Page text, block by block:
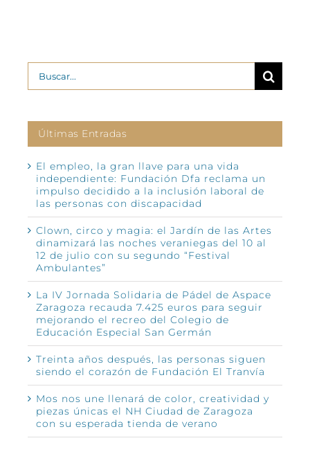
Buscar:
Últimas Entradas
El empleo, la gran llave para una vida
independiente: Fundación Dfa reclama un
impulso decidido a la inclusión laboral de
las personas con discapacidad
Clown, circo y magia: el Jardín de las Artes
dinamizará las noches veraniegas del 10 al
12 de julio con su segundo “Festival
Ambulantes”
La IV Jornada Solidaria de Pádel de Aspace
Zaragoza recauda 7.425 euros para seguir
mejorando el recreo del Colegio de
Educación Especial San Germán
Treinta años después, las personas siguen
siendo el corazón de Fundación El Tranvía
Mos nos une llenará de color, creatividad y
piezas únicas el NH Ciudad de Zaragoza
con su esperada tienda de verano